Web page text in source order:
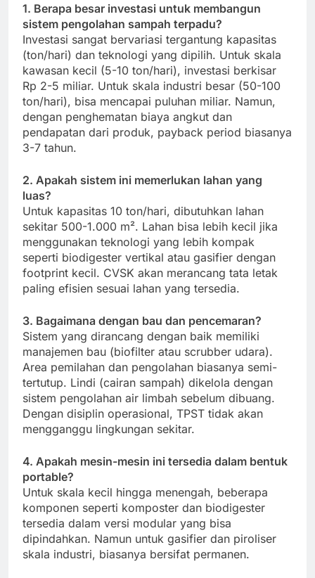
1. Berapa besar investasi untuk membangun
sistem pengolahan sampah terpadu?
Investasi sangat bervariasi tergantung kapasitas
(ton/hari) dan teknologi yang dipilih. Untuk skala
kawasan kecil (5-10 ton/hari), investasi berkisar
Rp 2-5 miliar. Untuk skala industri besar (50-100
ton/hari), bisa mencapai puluhan miliar. Namun,
dengan penghematan biaya angkut dan
pendapatan dari produk, payback period biasanya
3-7 tahun.
2. Apakah sistem ini memerlukan lahan yang
luas?
Untuk kapasitas 10 ton/hari, dibutuhkan lahan
sekitar 500-1.000 m². Lahan bisa lebih kecil jika
menggunakan teknologi yang lebih kompak
seperti biodigester vertikal atau gasifier dengan
footprint kecil. CVSK akan merancang tata letak
paling efisien sesuai lahan yang tersedia.
3. Bagaimana dengan bau dan pencemaran?
Sistem yang dirancang dengan baik memiliki
manajemen bau (biofilter atau scrubber udara).
Area pemilahan dan pengolahan biasanya semi-
tertutup. Lindi (cairan sampah) dikelola dengan
sistem pengolahan air limbah sebelum dibuang.
Dengan disiplin operasional, TPST tidak akan
mengganggu lingkungan sekitar.
4. Apakah mesin-mesin ini tersedia dalam bentuk
portable?
Untuk skala kecil hingga menengah, beberapa
komponen seperti komposter dan biodigester
tersedia dalam versi modular yang bisa
dipindahkan. Namun untuk gasifier dan piroliser
skala industri, biasanya bersifat permanen.